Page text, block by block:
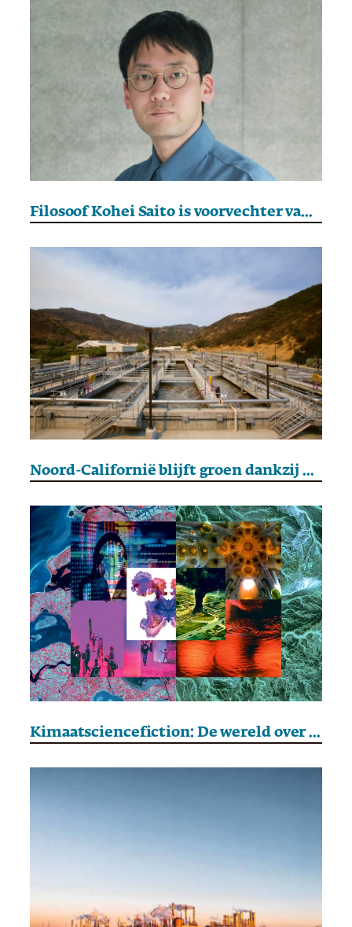
Filosoof Kohei Saito is voorvechter van economische krimp
Noord-Californië blijft groen dankzij gezuiverd afvalwater
Kimaatsciencefiction: De wereld over 180 jaar